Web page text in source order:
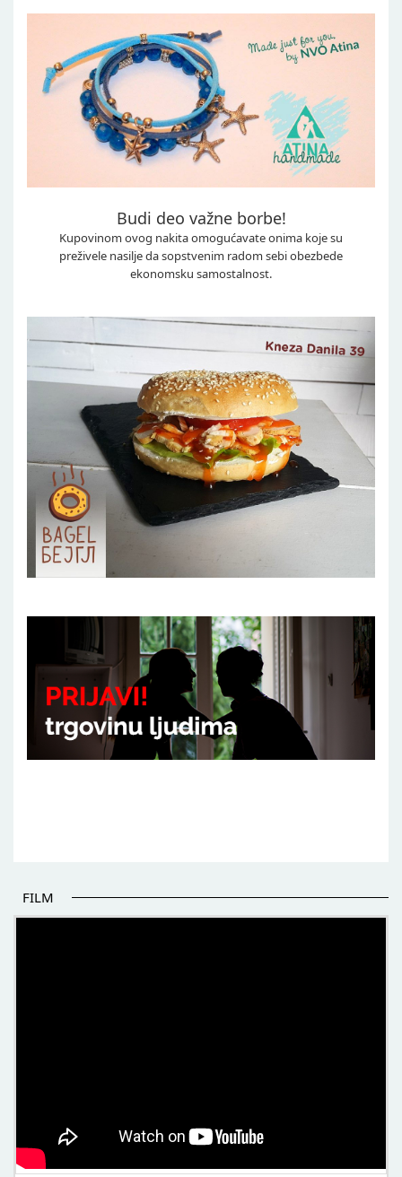
Budi deo važne borbe!
Kupovinom ovog nakita omogućavate onima koje su
preživele nasilje da sopstvenim radom sebi obezbede
ekonomsku samostalnost.
FILM